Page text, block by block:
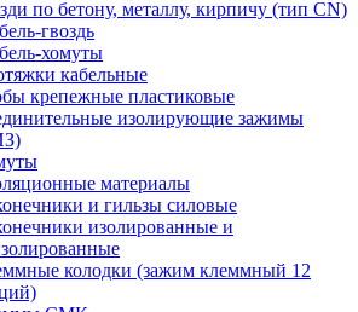
по бетону, металлу, кирпичу (тип CN)
гвоздь
хомуты
кабельные
крепежные пластиковые
изолирующие зажимы
материалы
и гильзы силовые
изолированные и
колодки (зажим клеммный 12